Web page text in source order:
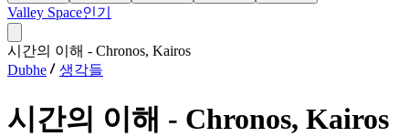
Valley Space인기
시간의 이해 - Chronos, Kairos
Dubhe
생각들
시간의 이해 - Chronos, Kairos